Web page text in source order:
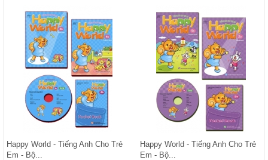
Happy World - Tiếng Anh Cho Trẻ
Em - Bộ...
Happy World - Tiếng Anh Cho Trẻ
Em - Bộ...